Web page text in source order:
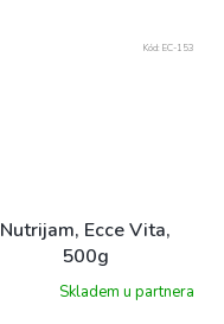
Nutrijam, Ecce Vita,
500g
Skladem u partnera
Kód: EC-153